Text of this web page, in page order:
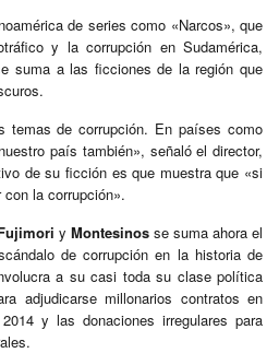
de series como «Narcos», que
y la corrupción en Sudamérica,
suma a las ficciones de la región que
temas de corrupción. En países como
país también», señaló el director,
de su ficción es que muestra que «si
la corrupción».
y Montesinosse suma ahora el
de corrupción en la historia de
a su casi toda su clase política
adjudicarse millonarios contratos en
y las donaciones irregulares para